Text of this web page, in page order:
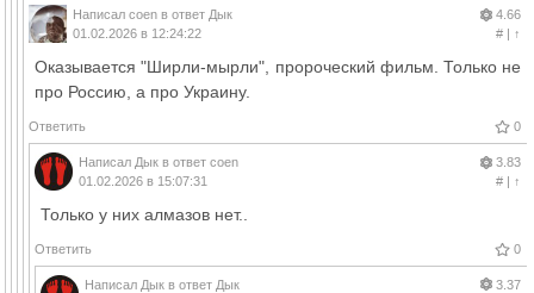
Написал coen в ответ Дык
01.02.2026 в 12:24:22
4.66
#| ↑
Оказывается "Ширли-мырли", пророческий фильм. Только не
про Россию, а про Украину.
Ответить 0
Написал Дык в ответ coen
01.02.2026 в 15:07:31
3.83
#| ↑
Только у них алмазов нет..
Ответить 0
Написал Дык в ответ Дык
3.37